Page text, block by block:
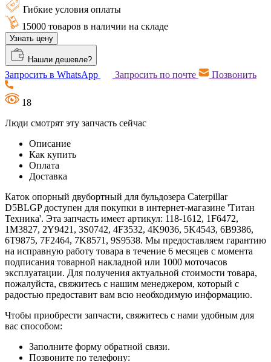
Гибкие условия оплаты
15000 товаров в наличии на складе
Узнать цену
Нашли дешевле?
Запросить в WhatsApp Запросить по почте Позвонить
18
Люди смотрят эту запчасть сейчас
Описание
Как купить
Оплата
Доставка
Каток опорный двубортный для бульдозера Caterpillar
D5BLGP доступен для покупки в интернет-магазине 'Титан
Техника'. Эта запчасть имеет артикул: 118-1612, 1F6472,
1M3827, 2Y9421, 3S0742, 4F3532, 4K9036, 5K4543, 6B9386,
6T9875, 7F2464, 7K8571, 9S9538. Мы предоставляем гарантию
на исправную работу товара в течение 6 месяцев с момента
подписания товарной накладной или 1000 моточасов
эксплуатации. Для получения актуальной стоимости товара,
пожалуйста, свяжитесь с нашим менеджером, который с
радостью предоставит вам всю необходимую информацию.
Чтобы приобрести запчасти, свяжитесь с нами удобным для
вас способом:
Заполните форму обратной связи.
Позвоните по телефону: